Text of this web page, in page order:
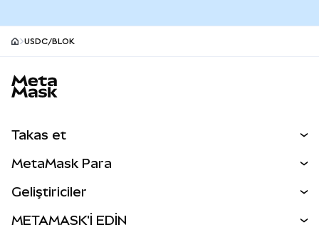
USDC/BLOK
Takas et
Perps
RWA'lar
MetaMask Para
Geliştiriciler
METAMASK'İ EDİN